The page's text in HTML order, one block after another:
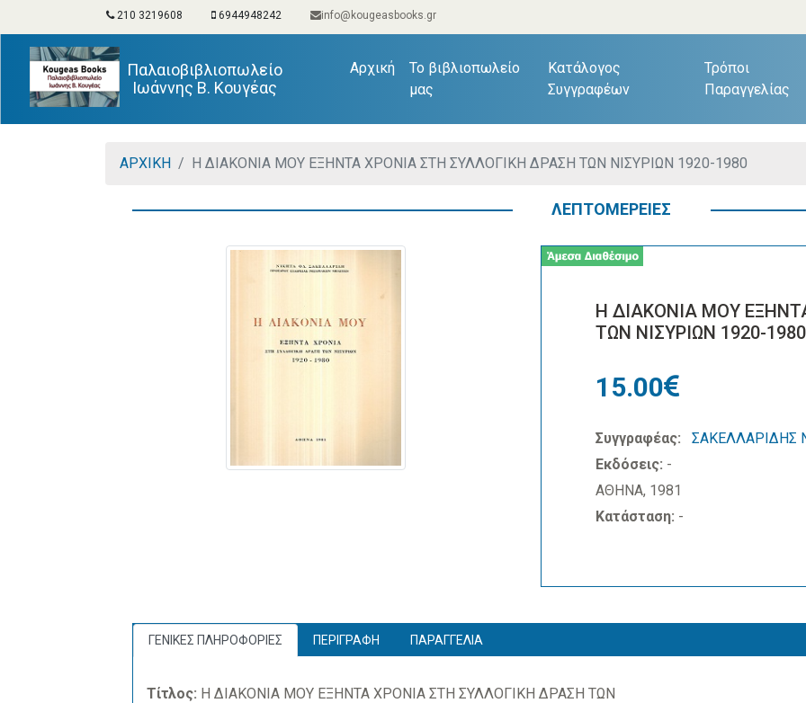
210 3219608 6944948242 info@kougeasbooks.gr
Παλαιοβιβλιοπωλείο
Ιωάννης Β. Κουγέας
Αρχική(current)
Το βιβλιοπωλείο
μας
Κατάλογος
Συγγραφέων
Τρόποι
Παραγγελίας
ΑΡΧΙΚΗ Η ΔΙΑΚΟΝΙΑ ΜΟΥ ΕΞΗΝΤΑ ΧΡΟΝΙΑ ΣΤΗ ΣΥΛΛΟΓΙΚΗ ΔΡΑΣΗ ΤΩΝ ΝΙΣΥΡΙΩΝ 1920-1980
ΛΕΠΤΟΜΕΡΕΙΕΣ
Η ΔΙΑΚΟΝΙΑ ΜΟΥ
ΤΩΝ ΝΙΣΥΡΙΩΝ 1920-1980
15.00
Συγγραφέας:
ΣΑΚΕΛΛΑΡΙΔΗΣ
Εκδόσεις: -
ΑΘΗΝΑ, 1981
Κατάσταση: -
ΓΕΝΙΚΕΣ ΠΛΗΡΟΦΟΡΙΕΣ ΠΕΡΙΓΡΑΦΗ ΠΑΡΑΓΓΕΛΙΑ
Τίτλος: Η ΔΙΑΚΟΝΙΑ ΜΟΥ ΕΞΗΝΤΑ ΧΡΟΝΙΑ ΣΤΗ ΣΥΛΛΟΓΙΚΗ ΔΡΑΣΗ ΤΩΝ